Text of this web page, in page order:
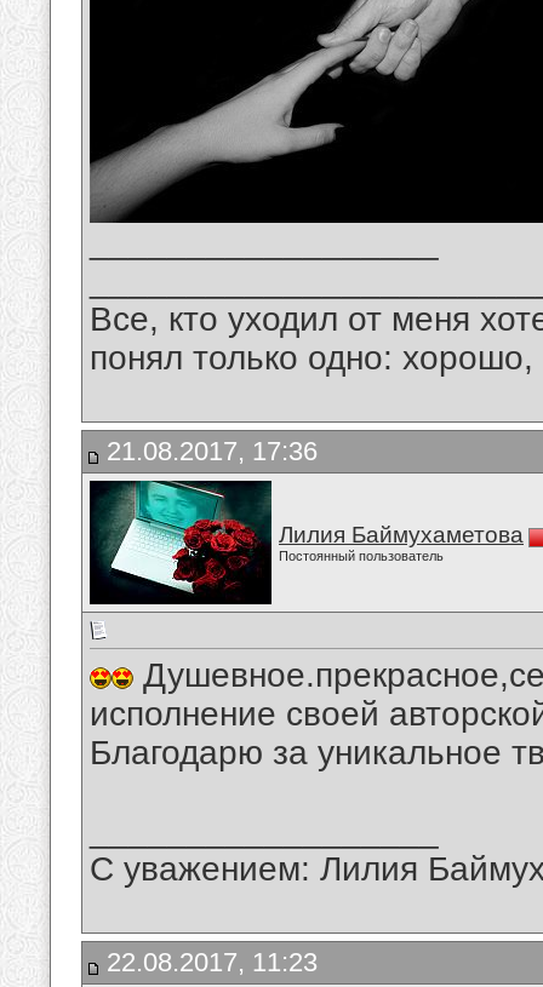
Все, кто уходил от меня
понял только одно:
21.08.2017, 17:36
Лилия Баймухаметова
Постоянный пользователь
исполнение своей
Благодарю за уникальное
С уважением: Лилия
22.08.2017, 11:23